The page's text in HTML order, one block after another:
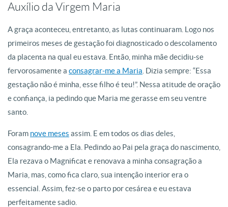
Auxílio da Virgem Maria
A graça aconteceu, entretanto, as lutas continuaram. Logo nos
primeiros meses de gestação foi diagnosticado o descolamento
da placenta na qual eu estava. Então, minha mãe decidiu-se
fervorosamente a consagrar-me a Maria . Dizia sempre: “Essa
gestação não é minha, esse filho é teu!”. Nessa atitude de oração
e confiança, ia pedindo que Maria me gerasse em seu ventre
santo.
Foram nove meses assim. E em todos os dias deles,
consagrando-me a Ela. Pedindo ao Pai pela graça do nascimento,
Ela rezava o Magnificat e renovava a minha consagração a
Maria, mas, como fica claro, sua intenção interior era o
essencial. Assim, fez-se o parto por cesárea e eu estava
perfeitamente sadio.